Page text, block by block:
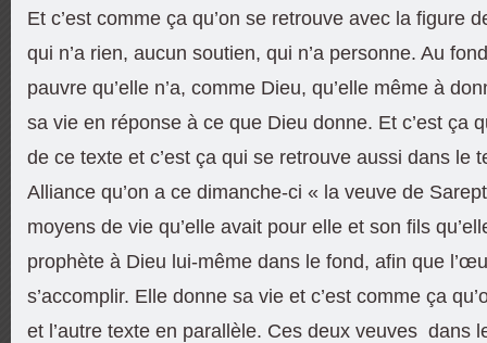
Et c’est comme ça qu’on se retrouve avec la figure
qui n’a rien, aucun soutien, qui n’a personne. Au
pauvre qu’elle n’a, comme Dieu, qu’elle même à
sa vie en réponse à ce que Dieu donne. Et c’est ça
de ce texte et c’est ça qui se retrouve aussi dans le
Alliance qu’on a ce dimanche-ci « la veuve de
moyens de vie qu’elle avait pour elle et son fils
prophète à Dieu lui-même dans le fond, afin que
s’accomplir. Elle donne sa vie et c’est comme ça
et l’autre texte en parallèle. Ces deux veuves dans